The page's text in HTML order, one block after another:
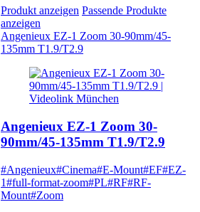
Produkt anzeigen Passende Produkte
anzeigen
Angenieux EZ-1 Zoom 30-90mm/45-
135mm T1.9/T2.9
Angenieux EZ-1 Zoom 30-
90mm/45-135mm T1.9/T2.9
#Angenieux#Cinema#E-Mount#EF#EZ-
1#full-format-zoom#PL#RF#RF-
Mount#Zoom